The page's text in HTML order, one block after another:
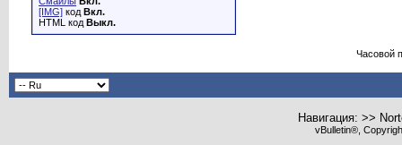
[IMG] код Вкл.
HTML код Выкл.
Часовой
Навигация: >>
vBulletin®,